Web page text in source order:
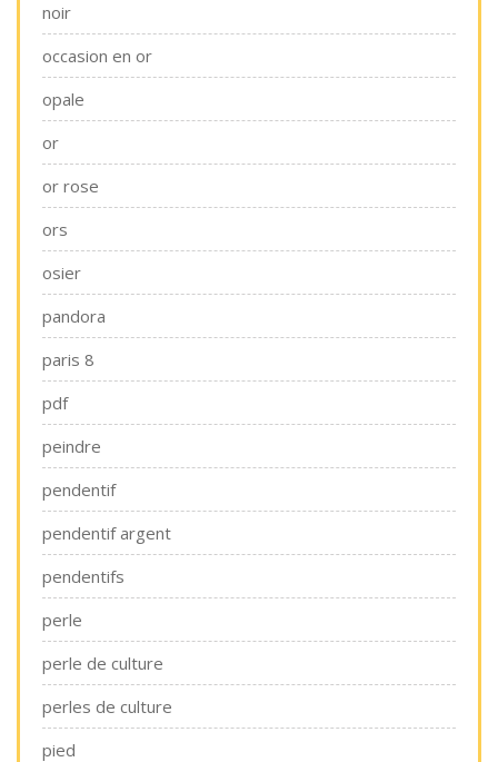
noir
occasion en or
opale
or
or rose
ors
osier
pandora
paris 8
pdf
peindre
pendentif
pendentif argent
pendentifs
perle
perle de culture
perles de culture
pied